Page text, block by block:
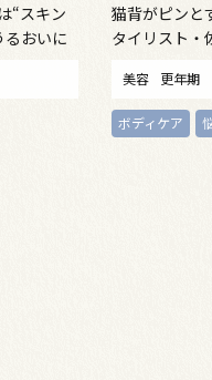
“スキン
るおいに
猫背がピンと
タイリスト・
美容 更年期
ボディケア